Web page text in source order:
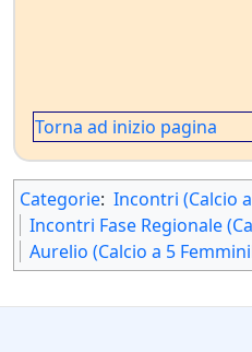
Torna ad inizio pagina
Categorie: Incontri (Calcio
Incontri Fase Regionale
Aurelio (Calcio a 5